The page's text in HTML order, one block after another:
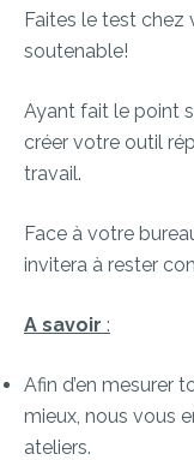
Faites le test
soutenable!
Ayant fait le point
créer votre outil
travail.
Face à votre
invitera à rester
A savoir :
Afin d’en mesurer
mieux, nous vous
ateliers.